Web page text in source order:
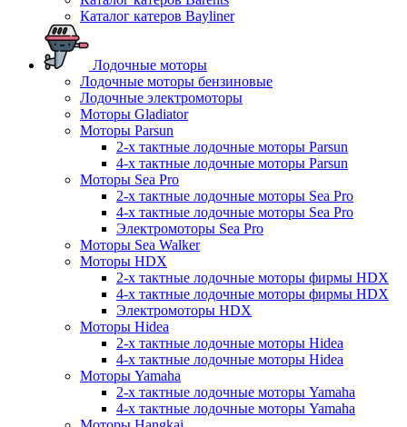
Каталог катеров Bayliner
Лодочные моторы
Лодочные моторы бензиновые
Лодочные электромоторы
Моторы Gladiator
Моторы Parsun
2-х тактные лодочные моторы Parsun
4-х тактные лодочные моторы Parsun
Моторы Sea Pro
2-х тактные лодочные моторы Sea Pro
4-х тактные лодочные моторы Sea Pro
Электромоторы Sea Pro
Моторы Sea Walker
Моторы HDX
2-х тактные лодочные моторы фирмы HDX
4-х тактные лодочные моторы фирмы HDX
Электромоторы HDX
Моторы Hidea
2-х тактные лодочные моторы Hidea
4-х тактные лодочные моторы Hidea
Моторы Yamaha
2-х тактные лодочные моторы Yamaha
4-х тактные лодочные моторы Yamaha